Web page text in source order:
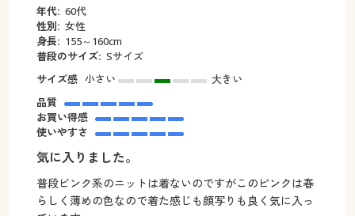
年代: 60代
性別: 女性
身長: 155～160cm
普段のサイズ: Sサイズ
サイズ感 小さい
大きい
品質
お買い得感
使いやすさ
気に入りました。
普段ビンク系のニットは着ないのですがこのピンクは春
らしく薄めの色なので着た感じも顔写りも良く気に入っ